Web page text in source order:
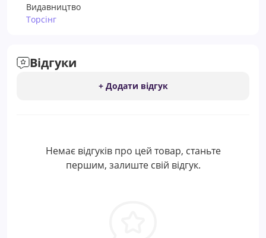
Видавництво
Торсiнг
Відгуки
+ Додати відгук
Немає відгуків про цей товар, станьте
першим, залиште свій відгук.